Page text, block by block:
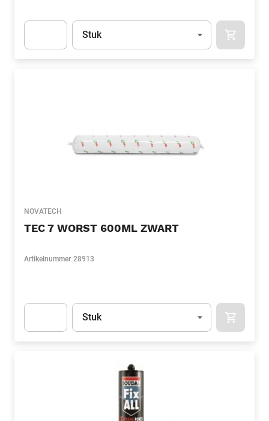
Eenheid
Stuk
NOVATECH
TEC 7 WORST 600ML ZWART
Artikelnummer 28913
Eenheid
Stuk